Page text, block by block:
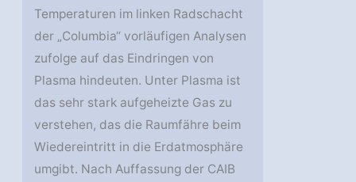
Temperaturen im linken Radschacht
der „Columbia“ vorläufigen Analysen
zufolge auf das Eindringen von
Plasma hindeuten. Unter Plasma ist
das sehr stark aufgeheizte Gas zu
verstehen, das die Raumfähre beim
Wiedereintritt in die Erdatmosphäre
umgibt. Nach Auffassung der CAIB